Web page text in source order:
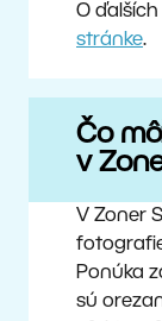
O
stránke.
Čo
v
V Zoner
Ponúka
sú